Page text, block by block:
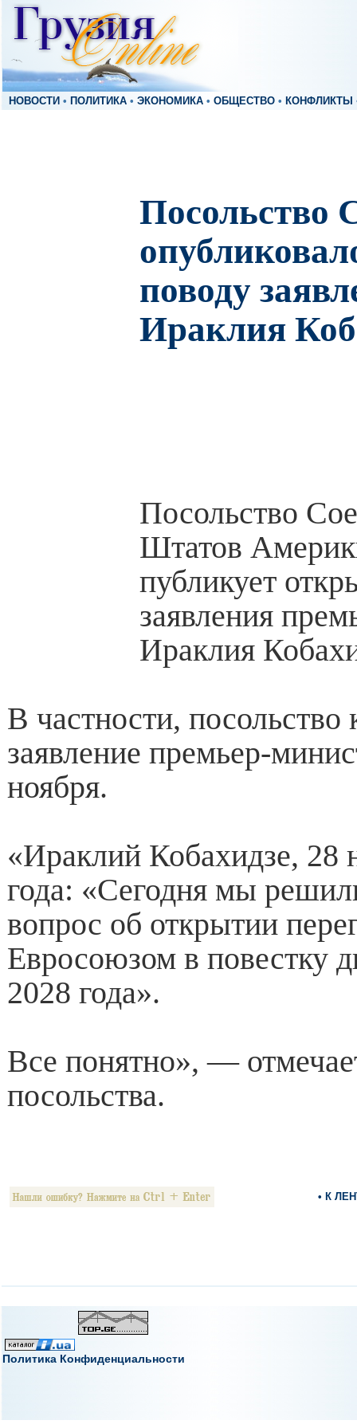
НОВОСТИ • ПОЛИТИКА • ЭКОНОМИКА • ОБЩЕСТВО • КОНФЛИКТЫ
поводу
Ираклия
Посольство
Штатов
публикует
заявления
Ираклия
В частности, посольство
заявление премьер-
ноября.
«Ираклий Кобахидзе, 28
года: «Сегодня мы
вопрос об открытии
Евросоюзом в повестку
2028 года».
Все понятно», —
посольства.
• К
Политика Конфиденциальности